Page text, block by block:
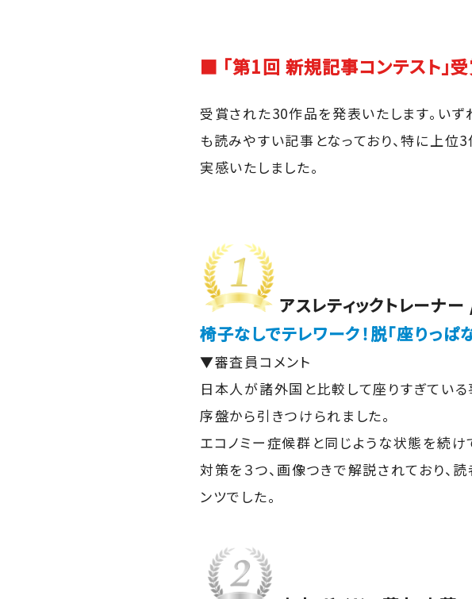
■ 「第1回 新規記事コンテスト」
受賞された30作品を発表いたします。い
も読みやすい記事となっており、特に上
実感いたしました。
アスレティックトレー
椅子なしでテレワーク！脱「座りっ
▼審査員コメント
日本人が諸外国と比較して座りすぎてい
序盤から引きつけられました。
エコノミー症候群と同じような状態を続け
対策を３つ、画像つきで解説されており、
ンツでした。